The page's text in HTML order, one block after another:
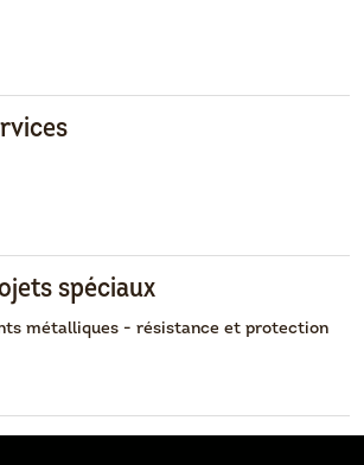
spéciaux
métalliques - résistance et protection